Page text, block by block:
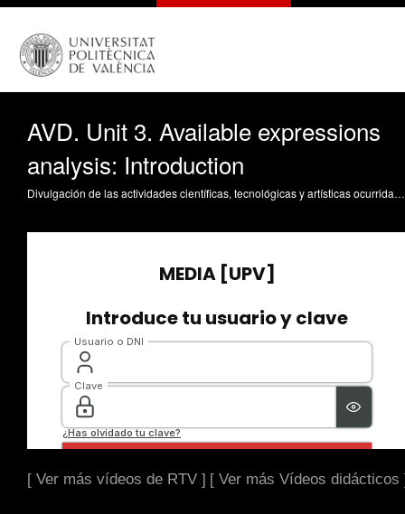
AVD. Unit 3. Available expressions
analysis: Introduction
Divulgación de las actividades científicas, tecnológicas y artísticas ocurridas en los tres campus de la UPV
[ Ver más vídeos de RTV ] [ Ver más Vídeos didácticos